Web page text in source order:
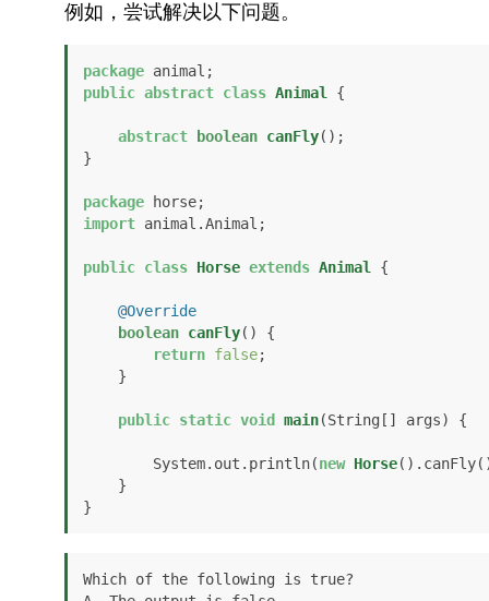
例如，尝试解决以下问题。
package
public abstract class Animal {
abstract boolean canFly() ;
}
package
import animal.Animal;
public class Horse extends Animal {
@Override
boolean canFly()
{
return false;
public static void main(String[] args) {
        System.out.println(
new Horse
}
Which of the following is true?